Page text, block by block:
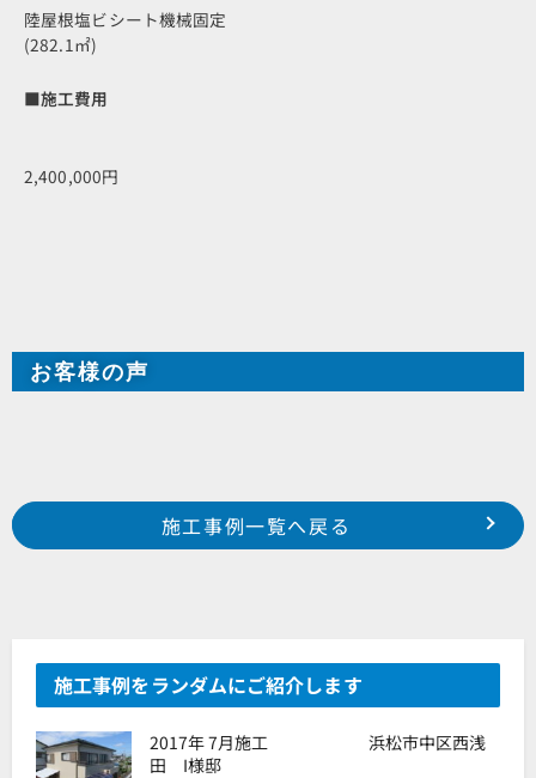
陸屋根塩ビシート機械固定
(282.1㎡)
■施工費用
2,400,000円
お客様の声
Prev 施工事例一覧へ戻る
施工事例をランダムにご紹介します
2017年 7月施工 浜松市中区西浅
田 I様邸